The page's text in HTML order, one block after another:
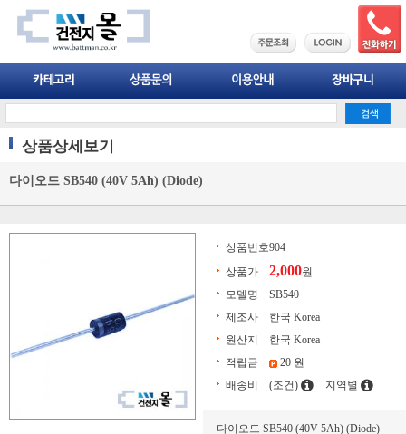
상품상세보기
다이오드 SB540 (40V 5Ah) (Diode)
상품번호904
상품가
2,000원
모델명
SB540
제조사
한국 Korea
원산지
한국 Korea
적립금
20 원
배송비
(조건) 지역별
다이오드 SB540 (40V 5Ah) (Diode)